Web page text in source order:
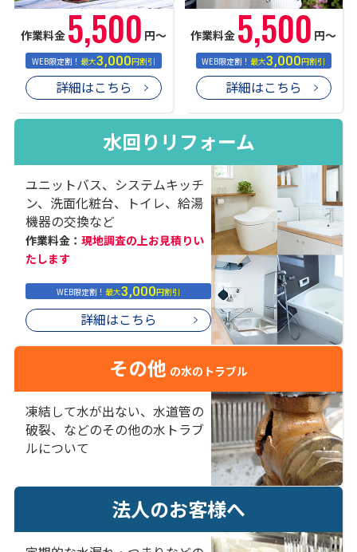
作業料金 5,500 円〜
WEB限定割！最大3,000円割引
詳細はこちら
作業料金 5,500 円〜
WEB限定割！最大3,000円割引
詳細はこちら
水回りリフォーム
ユニットバス、システムキッチ
ン、洗面化粧台、トイレ、給湯
機器の交換など
作業料金： 現地調査の上お見積りい
たします
WEB限定割！最大3,000円割引
詳細はこちら
その他 の水のトラブル
凍結して水が出ない、水道管の
破裂、などのその他の水トラブ
ルについて
法人のお客様へ